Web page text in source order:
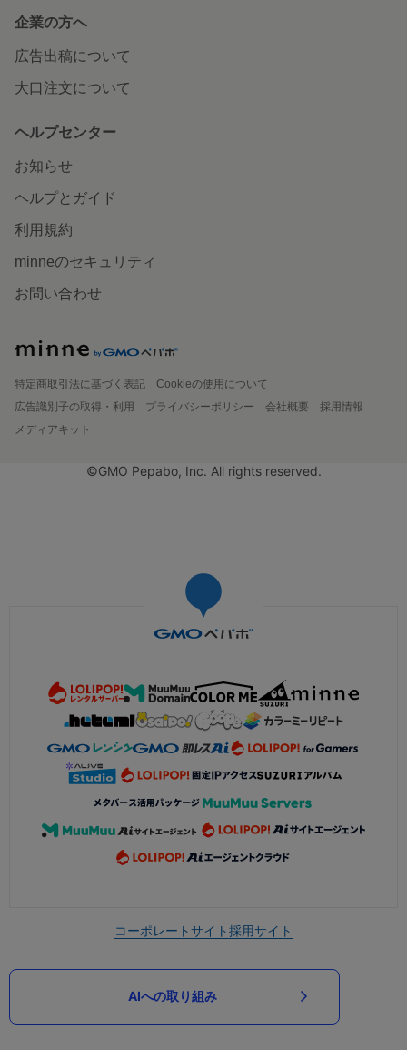
企業の方へ
広告出稿について
大口注文について
ヘルプセンター
お知らせ
ヘルプとガイド
利用規約
minneのセキュリティ
お問い合わせ
特定商取引法に基づく表記
Cookieの使用について
広告識別子の取得・利用
プライバシーポリシー 会社概要
採用情報
メディアキット
©GMO Pepabo, Inc. All rights reserved.
コーポレートサイト採用サイト
AIへの取り組み